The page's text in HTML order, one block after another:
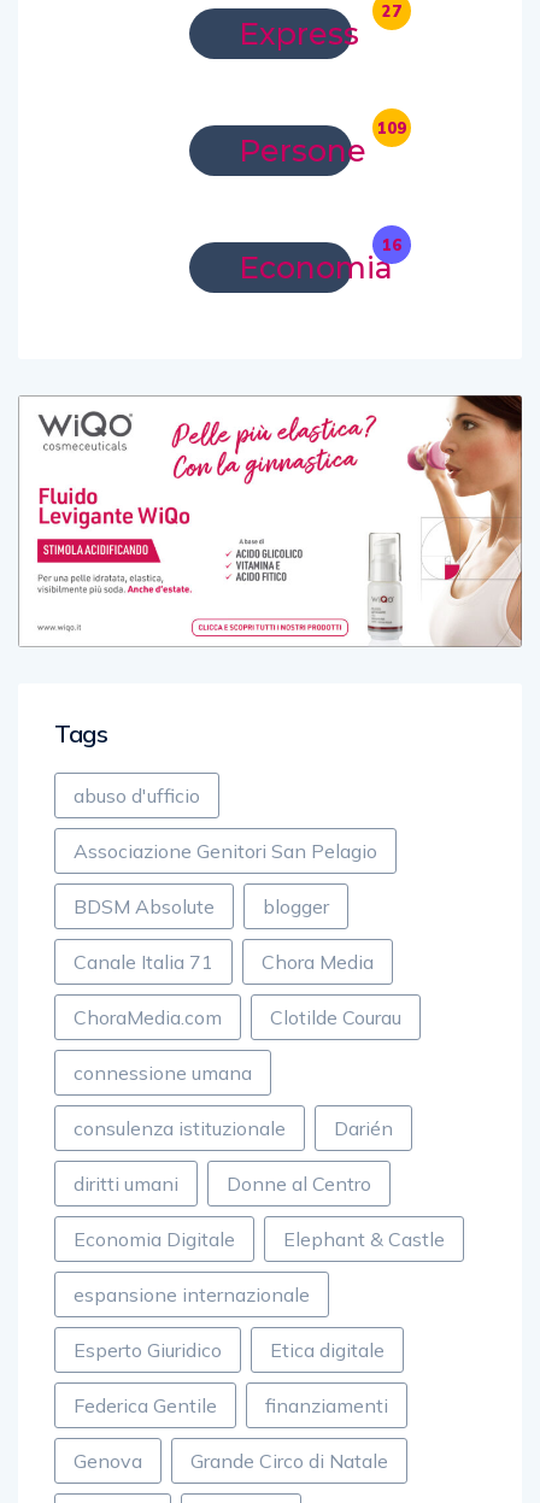
Express
27
Persone
109
Economia
16
Tags
abuso d'ufficio
Associazione Genitori San Pelagio
BDSM Absolute blogger
Canale Italia 71 Chora Media
ChoraMedia.com Clotilde Courau
connessione umana
consulenza istituzionale Darién
diritti umani Donne al Centro
Economia Digitale Elephant & Castle
espansione internazionale
Esperto Giuridico Etica digitale
Federica Gentile finanziamenti
Genova Grande Circo di Natale